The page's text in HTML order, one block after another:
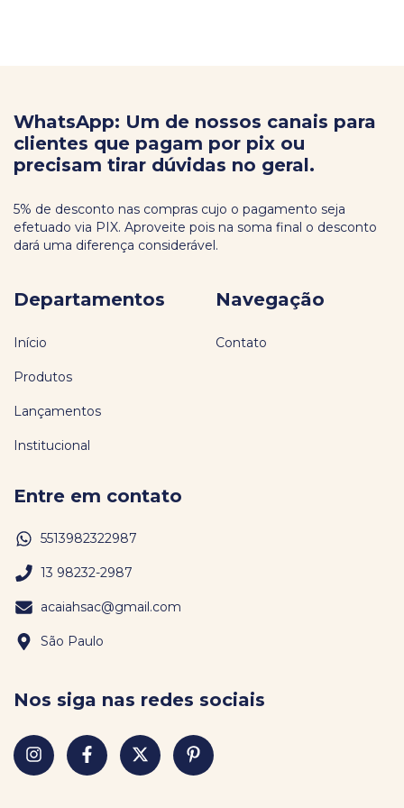
WhatsApp: Um de nossos canais para
clientes que pagam por pix ou
precisam tirar dúvidas no geral.
5% de desconto nas compras cujo o pagamento seja
efetuado via PIX. Aproveite pois na soma final o desconto
dará uma diferença considerável.
Departamentos
Início
Produtos
Lançamentos
Institucional
Navegação
Contato
Entre em contato
5513982322987
13 98232-2987
acaiahsac@gmail.com
São Paulo
Nos siga nas redes sociais